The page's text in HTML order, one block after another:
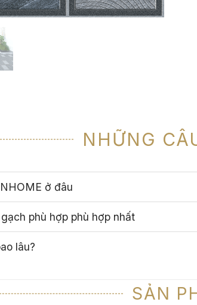
NHỮNG
ở đâu
phù hợp phù hợp nhất
lâu?
SẢN